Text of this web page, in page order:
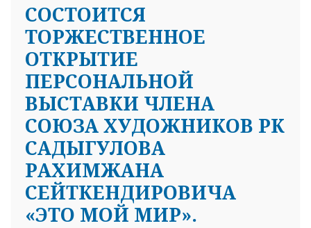
СОСТОИТСЯ
ТОРЖЕСТВЕННОЕ
ОТКРЫТИЕ
ПЕРСОНАЛЬНОЙ
ВЫСТАВКИ ЧЛЕНА
СОЮЗА ХУДОЖНИКОВ РК
САДЫГУЛОВА
РАХИМЖАНА
СЕЙТКЕНДИРОВИЧА
«ЭТО МОЙ МИР».